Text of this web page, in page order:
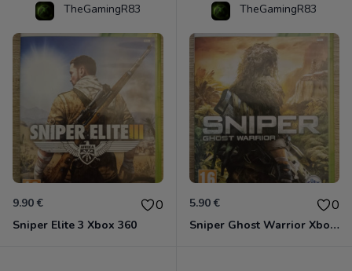
TheGamingR83
9.90 € 0
Sniper Elite 3 Xbox 360
TheGamingR83
5.90 € 0
Sniper Ghost Warrior Xbox 360